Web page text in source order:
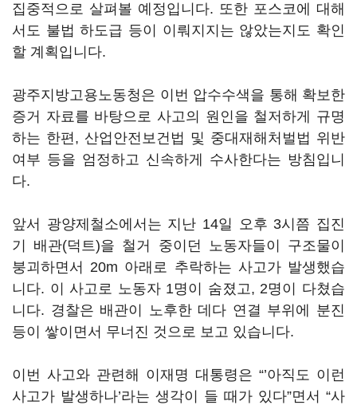
집중적으로 살펴볼 예정입니다. 또한 포스코에 대해
서도 불법 하도급 등이 이뤄지지는 않았는지도 확인
할 계획입니다.
광주지방고용노동청은 이번 압수수색을 통해 확보한
증거 자료를 바탕으로 사고의 원인을 철저하게 규명
하는 한편, 산업안전보건법 및 중대재해처벌법 위반
여부 등을 엄정하고 신속하게 수사한다는 방침입니
다.
앞서 광양제철소에서는 지난 14일 오후 3시쯤 집진
기 배관(덕트)을 철거 중이던 노동자들이 구조물이
붕괴하면서 20m 아래로 추락하는 사고가 발생했습
니다. 이 사고로 노동자 1명이 숨졌고, 2명이 다쳤습
니다. 경찰은 배관이 노후한 데다 연결 부위에 분진
등이 쌓이면서 무너진 것으로 보고 있습니다.
이번 사고와 관련해 이재명 대통령은 “’아직도 이런
사고가 발생하나’라는 생각이 들 때가 있다”면서 “사